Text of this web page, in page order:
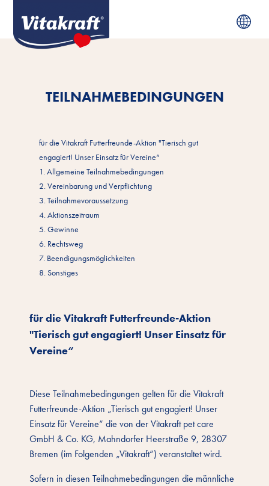
TEILNAHMEBEDINGUNGEN
für die Vitakraft Futterfreunde-Aktion "Tierisch gut
engagiert! Unser Einsatz für Vereine“
1. Allgemeine Teilnahmebedingungen
2. Vereinbarung und Verpflichtung
3. Teilnahmevoraussetzung
4. Aktionszeitraum
5. Gewinne
6. Rechtsweg
7. Beendigungsmöglichkeiten
8. Sonstiges
für die Vitakraft Futterfreunde-Aktion
"Tierisch gut engagiert! Unser Einsatz für
Vereine“
Diese Teilnahmebedingungen gelten für die Vitakraft
Futterfreunde-Aktion „Tierisch gut engagiert! Unser
Einsatz für Vereine“ die von der Vitakraft pet care
GmbH & Co. KG, Mahndorfer Heerstraße 9, 28307
Bremen (im Folgenden „Vitakraft“) veranstaltet wird.
Sofern in diesen Teilnahmebedingungen die männliche